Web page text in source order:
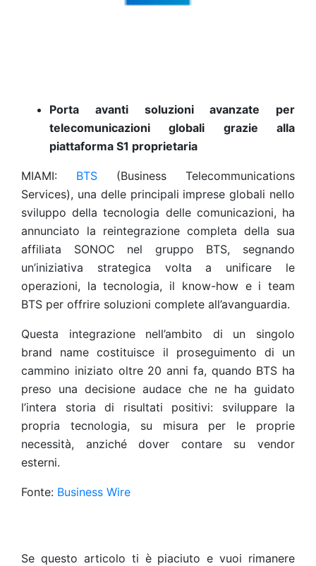
Porta avanti soluzioni avanzate per
telecomunicazioni globali grazie alla
piattaforma S1 proprietaria
MIAMI: BTS (Business Telecommunications
Services), una delle principali imprese globali nello
sviluppo della tecnologia delle comunicazioni, ha
annunciato la reintegrazione completa della sua
affiliata SONOC nel gruppo BTS, segnando
un’iniziativa strategica volta a unificare le
operazioni, la tecnologia, il know-how e i team
BTS per offrire soluzioni complete all’avanguardia.
Questa integrazione nell’ambito di un singolo
brand name costituisce il proseguimento di un
cammino iniziato oltre 20 anni fa, quando BTS ha
preso una decisione audace che ne ha guidato
l’intera storia di risultati positivi: sviluppare la
propria tecnologia, su misura per le proprie
necessità, anziché dover contare su vendor
esterni.
Fonte: Business Wire
Se questo articolo ti è piaciuto e vuoi rimanere